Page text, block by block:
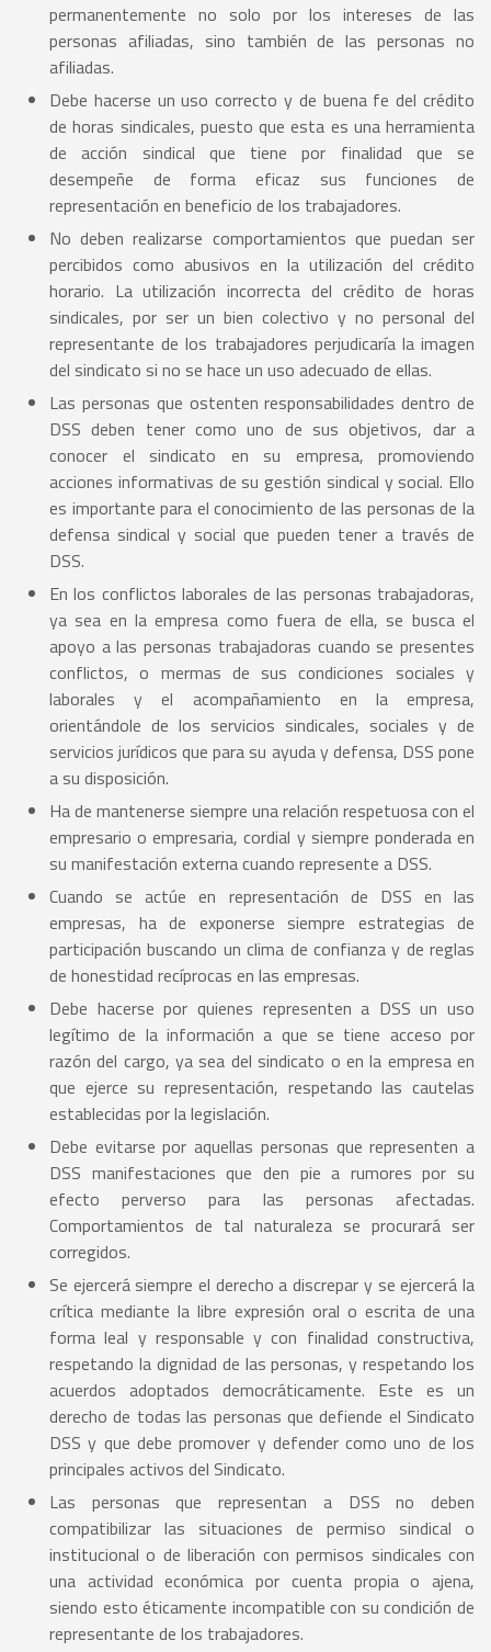
permanentemente no solo por los intereses de las
personas afiliadas, sino también de las personas no
afiliadas.
Debe hacerse un uso correcto y de buena fe del crédito
de horas sindicales, puesto que esta es una herramienta
de acción sindical que tiene por finalidad que se
desempeñe de forma eficaz sus funciones de
representación en beneficio de los trabajadores.
No deben realizarse comportamientos que puedan ser
percibidos como abusivos en la utilización del crédito
horario. La utilización incorrecta del crédito de horas
sindicales, por ser un bien colectivo y no personal del
representante de los trabajadores perjudicaría la imagen
del sindicato si no se hace un uso adecuado de ellas.
Las personas que ostenten responsabilidades dentro de
DSS deben tener como uno de sus objetivos, dar a
conocer el sindicato en su empresa, promoviendo
acciones informativas de su gestión sindical y social. Ello
es importante para el conocimiento de las personas de la
defensa sindical y social que pueden tener a través de
DSS.
En los conflictos laborales de las personas trabajadoras,
ya sea en la empresa como fuera de ella, se busca el
apoyo a las personas trabajadoras cuando se presentes
conflictos, o mermas de sus condiciones sociales y
laborales y el acompañamiento en la empresa,
orientándole de los servicios sindicales, sociales y de
servicios jurídicos que para su ayuda y defensa, DSS pone
a su disposición.
Ha de mantenerse siempre una relación respetuosa con el
empresario o empresaria, cordial y siempre ponderada en
su manifestación externa cuando represente a DSS.
Cuando se actúe en representación de DSS en las
empresas, ha de exponerse siempre estrategias de
participación buscando un clima de confianza y de reglas
de honestidad recíprocas en las empresas.
Debe hacerse por quienes representen a DSS un uso
legítimo de la información a que se tiene acceso por
razón del cargo, ya sea del sindicato o en la empresa en
que ejerce su representación, respetando las cautelas
establecidas por la legislación.
Debe evitarse por aquellas personas que representen a
DSS manifestaciones que den pie a rumores por su
efecto perverso para las personas afectadas.
Comportamientos de tal naturaleza se procurará ser
corregidos.
Se ejercerá siempre el derecho a discrepar y se ejercerá la
crítica mediante la libre expresión oral o escrita de una
forma leal y responsable y con finalidad constructiva,
respetando la dignidad de las personas, y respetando los
acuerdos adoptados democráticamente. Este es un
derecho de todas las personas que defiende el Sindicato
DSS y que debe promover y defender como uno de los
principales activos del Sindicato.
Las personas que representan a DSS no deben
compatibilizar las situaciones de permiso sindical o
institucional o de liberación con permisos sindicales con
una actividad económica por cuenta propia o ajena,
siendo esto éticamente incompatible con su condición de
representante de los trabajadores.